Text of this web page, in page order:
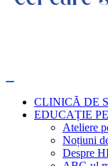
CLINICĂ DE
EDUCAȚIE
Ateliere
Noțiuni
Despre